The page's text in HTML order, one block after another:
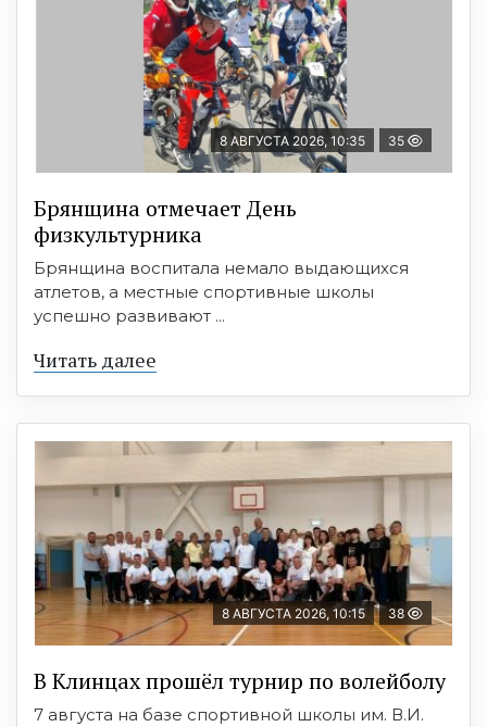
8 АВГУСТА 2026, 10:35 35
Брянщина отмечает День
физкультурника
Брянщина воспитала немало выдающихся
атлетов, а местные спортивные школы
успешно развивают ...
Читать далее
8 АВГУСТА 2026, 10:15 38
В Клинцах прошёл турнир по волейболу
7 августа на базе спортивной школы им. В.И.